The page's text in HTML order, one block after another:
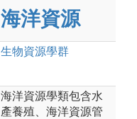
海洋資源
生物資源學群
海洋資源學類包含水
產養殖、海洋資源管